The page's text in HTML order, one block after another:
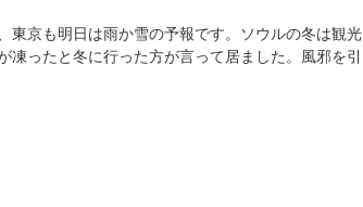
東京も明日は雨か雪の予報です。ソウルの冬は観光
凍ったと冬に行った方が言って居ました。風邪を引